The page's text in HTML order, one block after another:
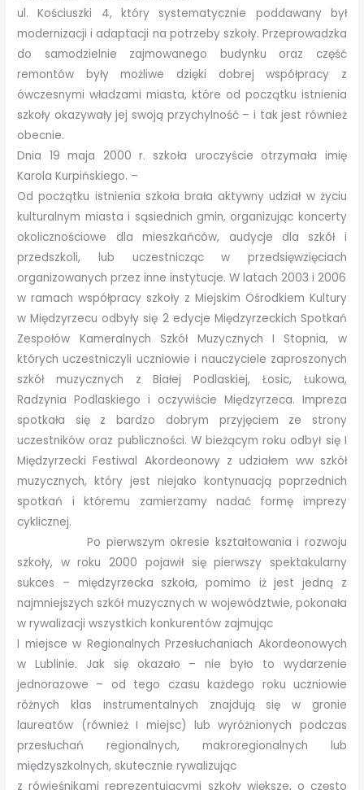
ul. Kościuszki 4, który systematycznie poddawany był
modernizacji i adaptacji na potrzeby szkoły. Przeprowadzka
do samodzielnie zajmowanego budynku oraz część
remontów były możliwe dzięki dobrej współpracy z
ówczesnymi władzami miasta, które od początku istnienia
szkoły okazywały jej swoją przychylność – i tak jest również
obecnie.
Dnia 19 maja 2000 r. szkoła uroczyście otrzymała imię
Karola Kurpińskiego. –
Od początku istnienia szkoła brała aktywny udział w życiu
kulturalnym miasta i sąsiednich gmin, organizując koncerty
okolicznościowe dla mieszkańców, audycje dla szkół i
przedszkoli, lub uczestnicząc w przedsięwzięciach
organizowanych przez inne instytucje. W latach 2003 i 2006
w ramach współpracy szkoły z Miejskim Ośrodkiem Kultury
w Międzyrzecu odbyły się 2 edycje Międzyrzeckich Spotkań
Zespołów Kameralnych Szkół Muzycznych I Stopnia, w
których uczestniczyli uczniowie i nauczyciele zaproszonych
szkół muzycznych z Białej Podlaskiej, Łosic, Łukowa,
Radzynia Podlaskiego i oczywiście Międzyrzeca. Impreza
spotkała się z bardzo dobrym przyjęciem ze strony
uczestników oraz publiczności. W bieżącym roku odbył się I
Międzyrzecki Festiwal Akordeonowy z udziałem ww szkół
muzycznych, który jest niejako kontynuacją poprzednich
spotkań i któremu zamierzamy nadać formę imprezy
cyklicznej.
Po pierwszym okresie kształtowania i rozwoju
szkoły, w roku 2000 pojawił się pierwszy spektakularny
sukces – międzyrzecka szkoła, pomimo iż jest jedną z
najmniejszych szkół muzycznych w województwie, pokonała
w rywalizacji wszystkich konkurentów zajmując
I miejsce w Regionalnych Przesłuchaniach Akordeonowych
w Lublinie. Jak się okazało – nie było to wydarzenie
jednorazowe – od tego czasu każdego roku uczniowie
różnych klas instrumentalnych znajdują się w gronie
laureatów (również I miejsc) lub wyróżnionych podczas
przesłuchań regionalnych, makroregionalnych lub
międzyszkolnych, skutecznie rywalizując
z rówieśnikami reprezentującymi szkoły większe, o często